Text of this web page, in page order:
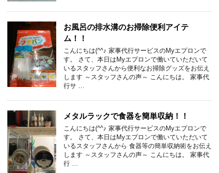
お風呂の排水溝のお掃除便利アイテ
ム！！
こんにちは(^^♪ 家事代行サービスのMyエプロンで
す。 さて、本日はMyエプロンで働いていただいて
いるスタッフさんから便利なお掃除グッズをお伝え
します ～スタッフさんの声～ こんにちは。 家事代
行サ …
メタルラックで食器を簡単収納！！
こんにちは(^^♪ 家事代行サービスのMyエプロンで
す。 さて、本日はMyエプロンで働いていただいて
いるスタッフさんから 食器等の簡単収納術をお伝え
します ～スタッフさんの声～ こんにちは。 家事代
行 …